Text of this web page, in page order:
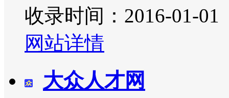
收录时间：2016-01-01
网站详情
大众人才网